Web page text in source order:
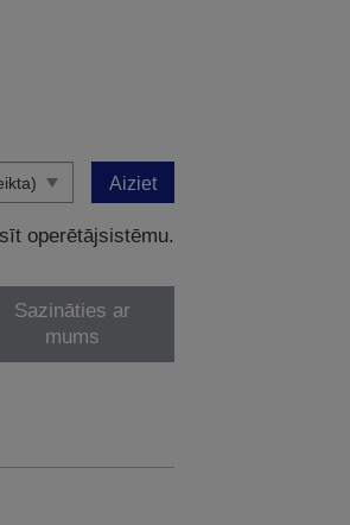
Aiziet
operētājsistēmu.
Sazināties ar
mums